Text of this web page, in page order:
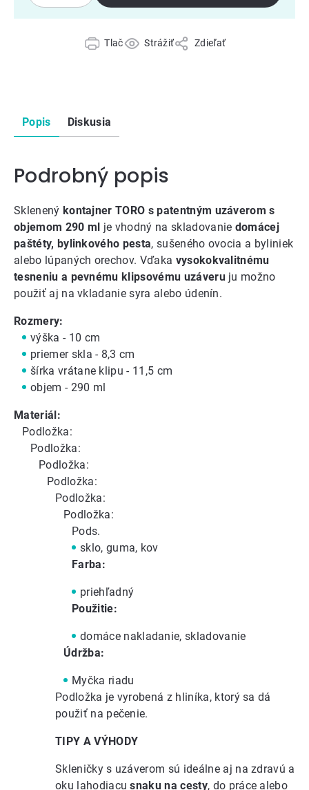
Tlač Strážiť Zdieľať
Popis Diskusia
Podrobný popis
Sklenený kontajner TORO s patentným uzáverom s
objemom 290 ml je vhodný na skladovanie domácej
paštéty, bylinkového pesta, sušeného ovocia a byliniek
alebo lúpaných orechov. Vďaka vysokokvalitnému
tesneniu a pevnému klipsovému uzáveruju možno
použiť aj na vkladanie syra alebo údenín.
Rozmery:
výška - 10 cm
priemer skla - 8,3 cm
šírka vrátane klipu - 11,5 cm
objem - 290 ml
Materiál:
Podložka:
Podložka:
Podložka:
Podložka:
Podložka:
Podložka:
Pods.
sklo, guma, kov
Farba:
priehľadný
Použitie:
domáce nakladanie, skladovanie
Údržba:
Myčka riadu
Podložka je vyrobená z hliníka, ktorý sa dá
použiť na pečenie.
TIPY A VÝHODY
Skleničky s uzáverom sú ideálne aj na zdravú a
oku lahodiacusnaku na cesty, do práce alebo